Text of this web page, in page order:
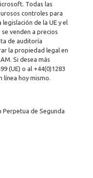
Todas las
controles para
de la UE y el
venden a precios
de auditoría
la propiedad legal en
Si desea más
(UE) o al +44(0)1283
línea hoy mismo.
Perpetua de Segunda